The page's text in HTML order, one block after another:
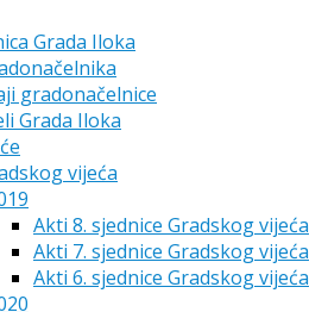
Grada Iloka
gradonačelnice
Grada Iloka
vijeća
Akti 8. sjednice Gradskog vijeća
Akti 7. sjednice Gradskog vijeća
Akti 6. sjednice Gradskog vijeća